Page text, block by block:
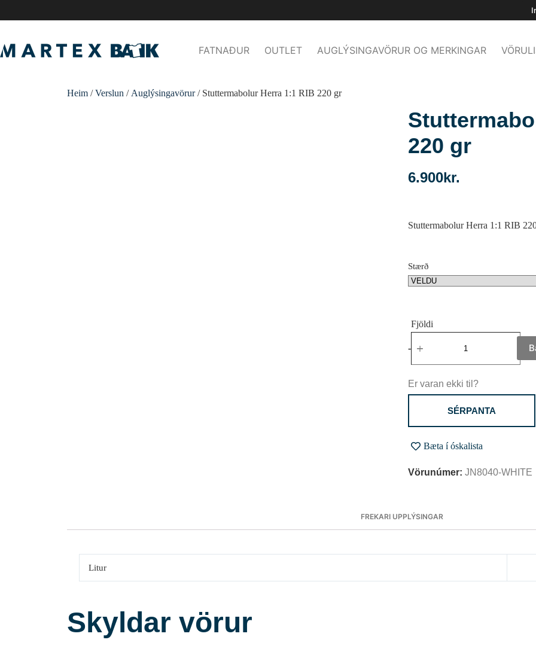
FATNAÐUR OUTLET AUGLÝSINGAVÖRUR OG MERKINGAR
Heim /Verslun / Auglýsingavörur/ Stuttermabolur Herra 1:1 RIB 220 gr
220 gr
6.900kr.
Stuttermabolur Herra 1:1 RIB
Stærð
-
Er varan ekki til?
SÉRPANTA
Bæta í óskalista
Vörunúmer: JN8040-WHITE
FREKARI UPPLÝSINGAR
Litur
Skyldar vörur